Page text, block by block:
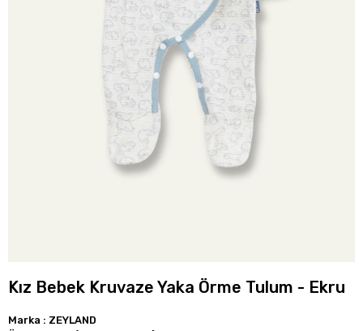
Kız Bebek Kruvaze Yaka Örme Tulum - Ekru
Marka : ZEYLAND